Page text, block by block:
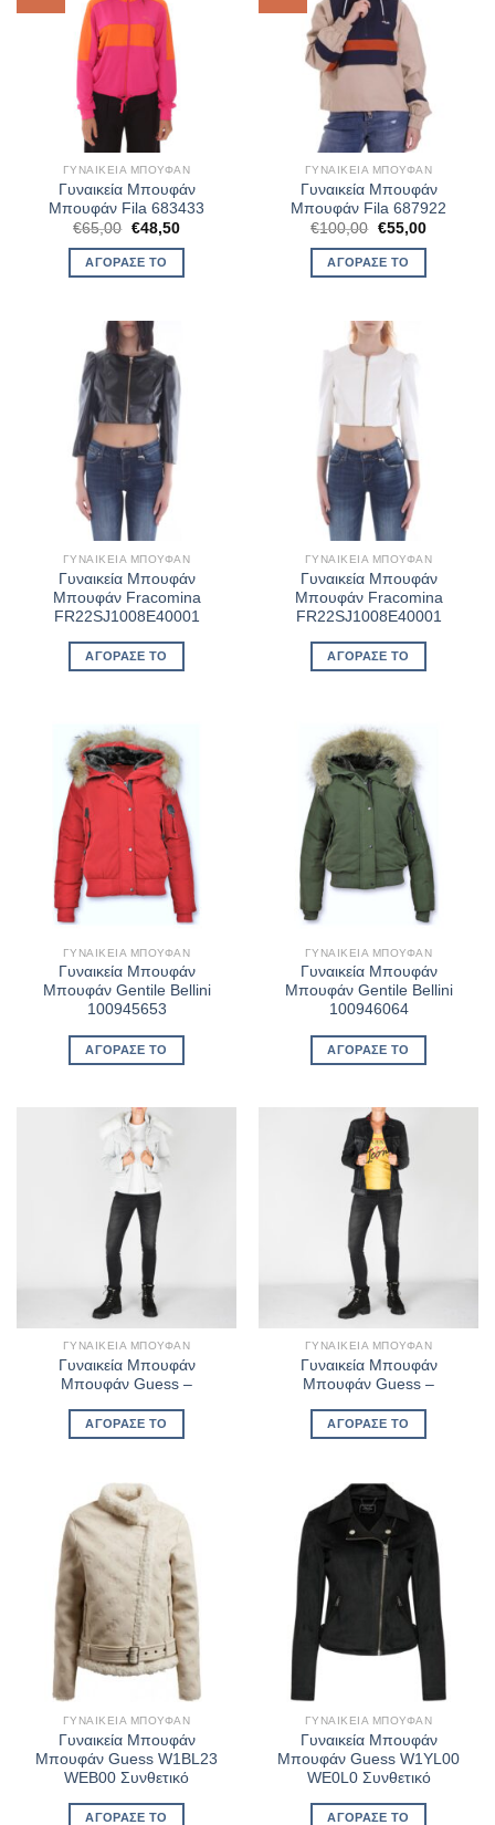
ΓΥΝΑΙΚΕΊΑ ΜΠΟΥΦΆΝ
Γυναικεία Μπουφάν
Μπουφάν Fila 683433
€65,00 Original
was:
€65,00.
€48,50Η
ΑΓΌΡΑΣΈ ΤΟ
ΓΥΝΑΙΚΕΊΑ ΜΠΟΥΦΆΝ
Γυναικεία Μπουφάν
Μπουφάν Fila 687922
€100,00 Original
was:
€100,00.
€55,00Η
ΑΓΌΡΑΣΈ ΤΟ
ΓΥΝΑΙΚΕΊΑ ΜΠΟΥΦΆΝ
Γυναικεία Μπουφάν
Μπουφάν Fracomina
FR22SJ1008E40001
ΑΓΌΡΑΣΈ ΤΟ
ΓΥΝΑΙΚΕΊΑ ΜΠΟΥΦΆΝ
Γυναικεία Μπουφάν
Μπουφάν Fracomina
FR22SJ1008E40001
ΑΓΌΡΑΣΈ ΤΟ
ΓΥΝΑΙΚΕΊΑ ΜΠΟΥΦΆΝ
Γυναικεία Μπουφάν
Μπουφάν Gentile Bellini
100945653
ΑΓΌΡΑΣΈ ΤΟ
ΓΥΝΑΙΚΕΊΑ ΜΠΟΥΦΆΝ
Γυναικεία Μπουφάν
Μπουφάν Gentile Bellini
100946064
ΑΓΌΡΑΣΈ ΤΟ
ΓΥΝΑΙΚΕΊΑ ΜΠΟΥΦΆΝ
Γυναικεία Μπουφάν
Μπουφάν Guess –
ΑΓΌΡΑΣΈ ΤΟ
ΓΥΝΑΙΚΕΊΑ ΜΠΟΥΦΆΝ
Γυναικεία Μπουφάν
Μπουφάν Guess –
ΑΓΌΡΑΣΈ ΤΟ
ΓΥΝΑΙΚΕΊΑ ΜΠΟΥΦΆΝ
Γυναικεία Μπουφάν
Μπουφάν Guess W1BL23
WEB00 Συνθετικό
ΑΓΌΡΑΣΈ ΤΟ
ΓΥΝΑΙΚΕΊΑ ΜΠΟΥΦΆΝ
Γυναικεία Μπουφάν
Μπουφάν Guess W1YL00
WE0L0 Συνθετικό
ΑΓΌΡΑΣΈ ΤΟ